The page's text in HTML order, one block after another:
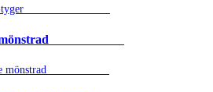
mönstrad⠀⠀⠀⠀⠀⠀⠀⠀